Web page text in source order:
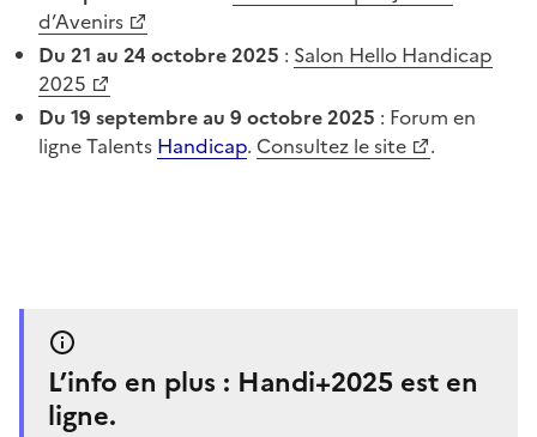
d’Avenirs
Du 21 au 24 octobre 2025 : Salon Hello Handicap
2025
Du 19 septembre au 9 octobre 2025 : Forum en
ligne Talents Handicap. Consultez le site .
L’info en plus : Handi+2025 est en
ligne.